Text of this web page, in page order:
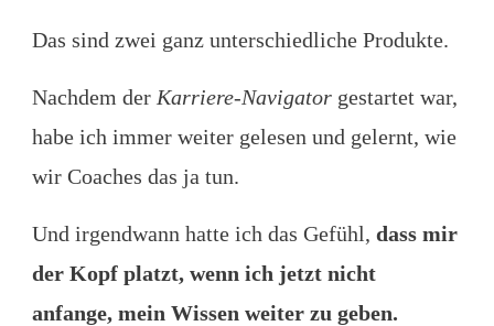
Das sind zwei ganz unterschiedliche Produkte.
Nachdem der Karriere-Navigator gestartet war,
habe ich immer weiter gelesen und gelernt, wie
wir Coaches das ja tun.
Und irgendwann hatte ich das Gefühl, dass mir
der Kopf platzt, wenn ich jetzt nicht
anfange, mein Wissen weiter zu geben.